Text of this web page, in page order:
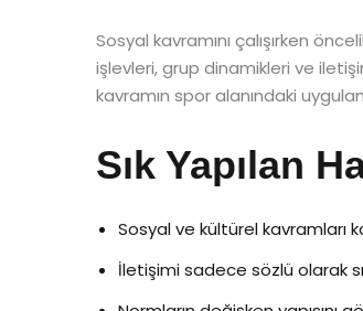
Sosyal kavramını çalışırken
işlevleri, grup dinamikleri ve
kavramın spor alanındaki
Sık Yapılan
Sosyal ve kültürel kavramları
İletişimi sadece sözlü olarak